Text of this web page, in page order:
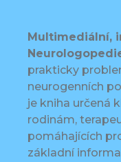
Multimediální,
prakticky
neurogenních
je kniha určená
rodinám,
pomáhajících
základní